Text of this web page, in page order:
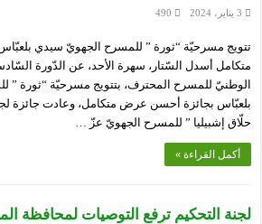
3 يناير، 2024 490
تتويج مسرحيّة “ثورة ” للمسرح الجهويّ سيدي
متكامل أسدل السّتار، سهرة الأحد، عن الدّورة
الوطنيّ للمسرح المحترف، بتتويج مسرحيّة “ثورة ”
بلعبّاس بجائزة أحسن عرض متكامل، وعادت جائزة
حلّاق إشبيليا ” للمسرح الجهويّ عزّ …
أكمل القراءة »
لجنة التحكيم ترفع التوصيات لمحافظة